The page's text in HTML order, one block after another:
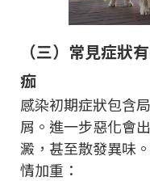
（三）常見症狀
痂
感染初期症狀包含
屑。進一步惡化會
澱，甚至散發異味
情加重：